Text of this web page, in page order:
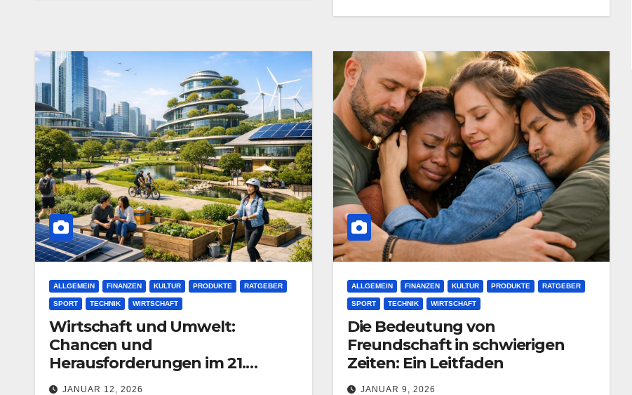
ALLGEMEIN FINANZEN KULTUR PRODUKTE RATGEBER
SPORT TECHNIK WIRTSCHAFT
Wirtschaft und Umwelt:
Chancen und
Herausforderungen im 21.
Jahrhundert
JANUAR 12, 2026
ALLGEMEIN FINANZEN KULTUR PRODUKTE RATGEBER
SPORT TECHNIK WIRTSCHAFT
Die Bedeutung von
Freundschaft in schwierigen
Zeiten: Ein Leitfaden
JANUAR 9, 2026